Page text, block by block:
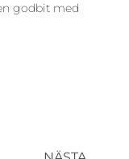
godbit med